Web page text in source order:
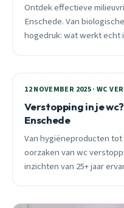
Ontdek effectieve
Enschede. Van
hogedruk: wat werkt echt
12 NOVEMBER 2025 · WC
Verstopping in je
Enschede
Van hygiëneproducten
oorzaken van wc
inzichten van 25+ jaar